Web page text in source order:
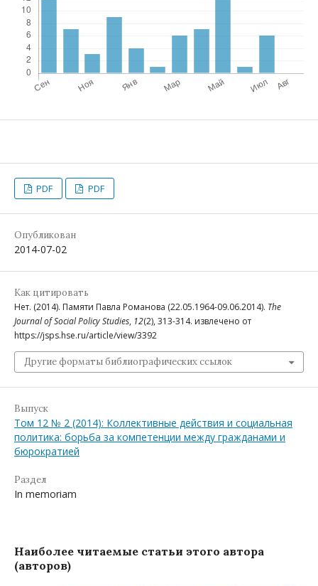
PDF PDF
Опубликован
2014-07-02
Как цитировать
Нет. (2014). Памяти Павла Романова (22.05.1964-09.06.2014). The
Journal of Social Policy Studies, 12(2), 313-314. извлечено от
https://jsps.hse.ru/article/view/3392
Другие форматы библиографических ссылок
Выпуск
Том 12 № 2 (2014): Коллективные действия и социальная
политика: борьба за компетенции между гражданами и
бюрократией
Раздел
In memoriam
Наиболее читаемые статьи этого автора
(авторов)